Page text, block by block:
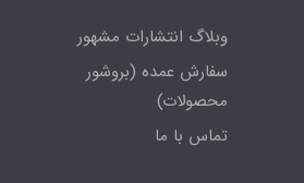
وبلاگ انتشارات مشهور
سفارش عمده (بروشور
محصولات)
تماس با ما